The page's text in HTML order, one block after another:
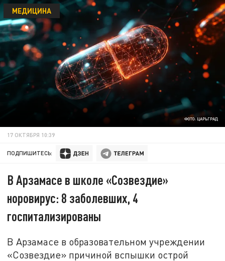
ФОТО: ЦАРЬГРАД
МЕДИЦИНА
17 ОКТЯБРЯ 10:39
ПОДПИШИТЕСЬ:
В Арзамасе в школе «Созвездие»
норовирус: 8 заболевших, 4
госпитализированы
В Арзамасе в образовательном учреждении
«Созвездие» причиной вспышки острой